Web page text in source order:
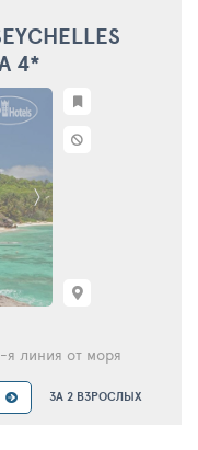
4*
линия от моря
ЗА 2 ВЗРОСЛЫХ